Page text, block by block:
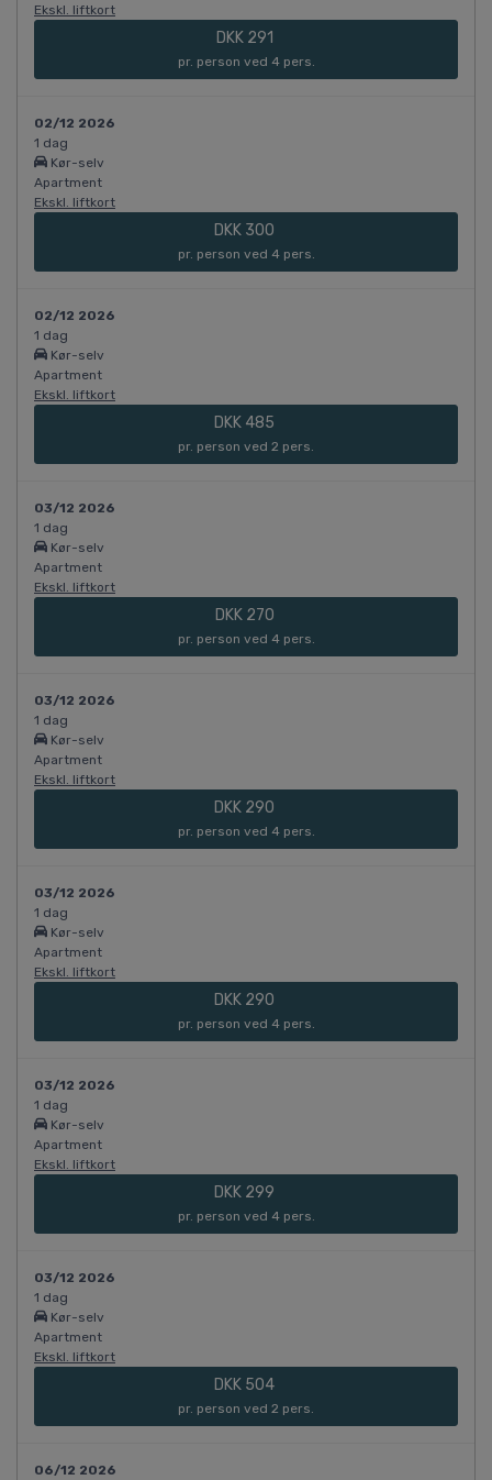
Ekskl. liftkort
DKK 291
pr. person ved 4 pers.
02/12 2026
1 dag
Kør-selv
Apartment
Ekskl. liftkort
DKK 300
pr. person ved 4 pers.
02/12 2026
1 dag
Kør-selv
Apartment
Ekskl. liftkort
DKK 485
pr. person ved 2 pers.
03/12 2026
1 dag
Kør-selv
Apartment
Ekskl. liftkort
DKK 270
pr. person ved 4 pers.
03/12 2026
1 dag
Kør-selv
Apartment
Ekskl. liftkort
DKK 290
pr. person ved 4 pers.
03/12 2026
1 dag
Kør-selv
Apartment
Ekskl. liftkort
DKK 290
pr. person ved 4 pers.
03/12 2026
1 dag
Kør-selv
Apartment
Ekskl. liftkort
DKK 299
pr. person ved 4 pers.
03/12 2026
1 dag
Kør-selv
Apartment
Ekskl. liftkort
DKK 504
pr. person ved 2 pers.
06/12 2026